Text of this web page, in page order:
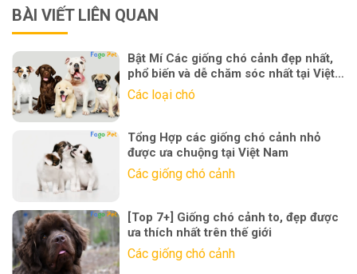
BÀI VIẾT LIÊN QUAN
Bật Mí Các giống chó cảnh đẹp nhất,
phổ biến và dễ chăm sóc nhất tại Việt
Nam
Các loại chó
Tổng Hợp các giống chó cảnh nhỏ
được ưa chuộng tại Việt Nam
Các giống chó cảnh
[Top 7+] Giống chó cảnh to, đẹp được
ưa thích nhất trên thế giới
Các giống chó cảnh